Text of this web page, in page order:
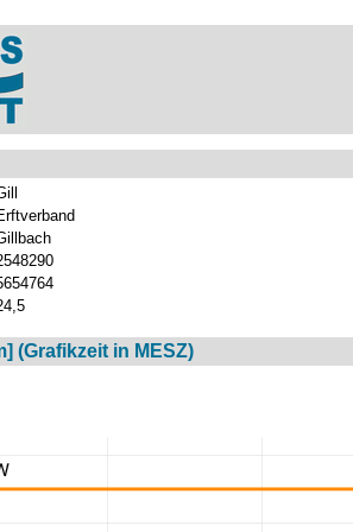
(Grafikzeit in MESZ)